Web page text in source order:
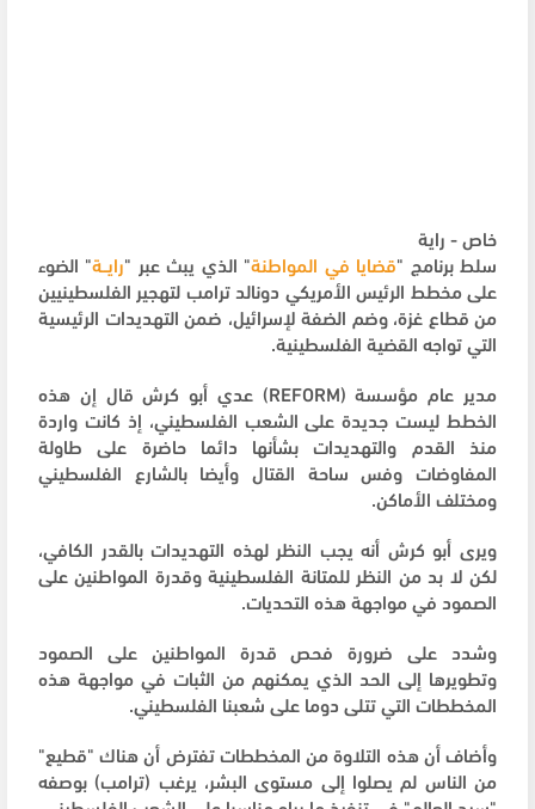
خاص - راية
سلط برنامج "قضايا في المواطنة" الذي يبث عبر "رايــة" الضوء
على مخطط الرئيس الأمريكي دونالد ترامب لتهجير الفلسطينيين
من قطاع غزة، وضم الضفة لإسرائيل، ضمن التهديدات الرئيسية
التي تواجه القضية الفلسطينية.
مدير عام مؤسسة (REFORM) عدي أبو كرش قال إن هذه
الخطط ليست جديدة على الشعب الفلسطيني، إذ كانت واردة
منذ القدم والتهديدات بشأنها دائما حاضرة على طاولة
المفاوضات وفس ساحة القتال وأيضا بالشارع الفلسطيني
ومختلف الأماكن.
ويرى أبو كرش أنه يجب النظر لهذه التهديدات بالقدر الكافي،
لكن لا بد من النظر للمتانة الفلسطينية وقدرة المواطنين على
الصمود في مواجهة هذه التحديات.
وشدد على ضرورة فحص قدرة المواطنين على الصمود
وتطويرها إلى الحد الذي يمكنهم من الثبات في مواجهة هذه
المخططات التي تتلى دوما على شعبنا الفلسطيني.
وأضاف أن هذه التلاوة من المخططات تفترض أن هناك "قطيع"
من الناس لم يصلوا إلى مستوى البشر، يرغب (ترامب) بوصفه